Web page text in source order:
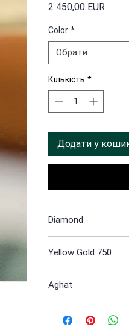
2 450,00 EUR
Color *
Обрати
Кількість *
Додати у
Diamond
Yellow Gold 750
Aghat